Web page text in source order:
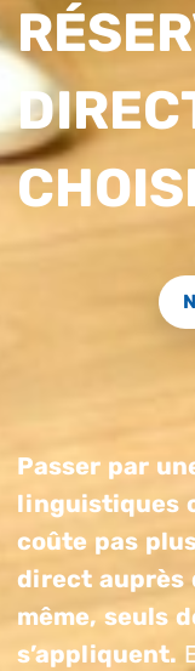
Passer par
linguistiques
coûte pas
direct auprès
même, seuls
s’appliquent.